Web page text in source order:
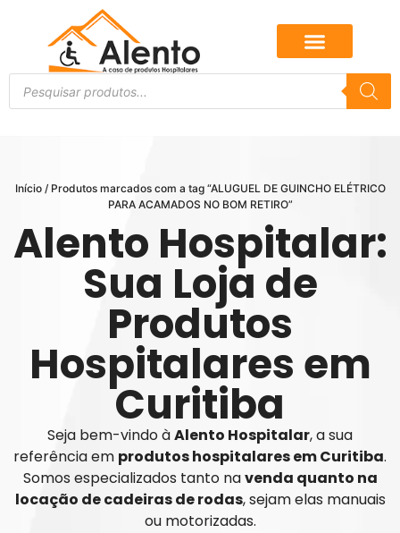
Início/ Produtos marcados com a tag “ALUGUEL DE GUINCHO ELÉTRICO
PARA ACAMADOS NO BOM RETIRO”
Alento Hospitalar:
Sua Loja de
Produtos
Hospitalares em
Curitiba
Seja bem-vindo àAlento Hospitalar, a sua
referência em produtos hospitalares em Curitiba.
Somos especializados tanto navenda quanto na
locação de cadeiras de rodas, sejam elas manuais
ou motorizadas.